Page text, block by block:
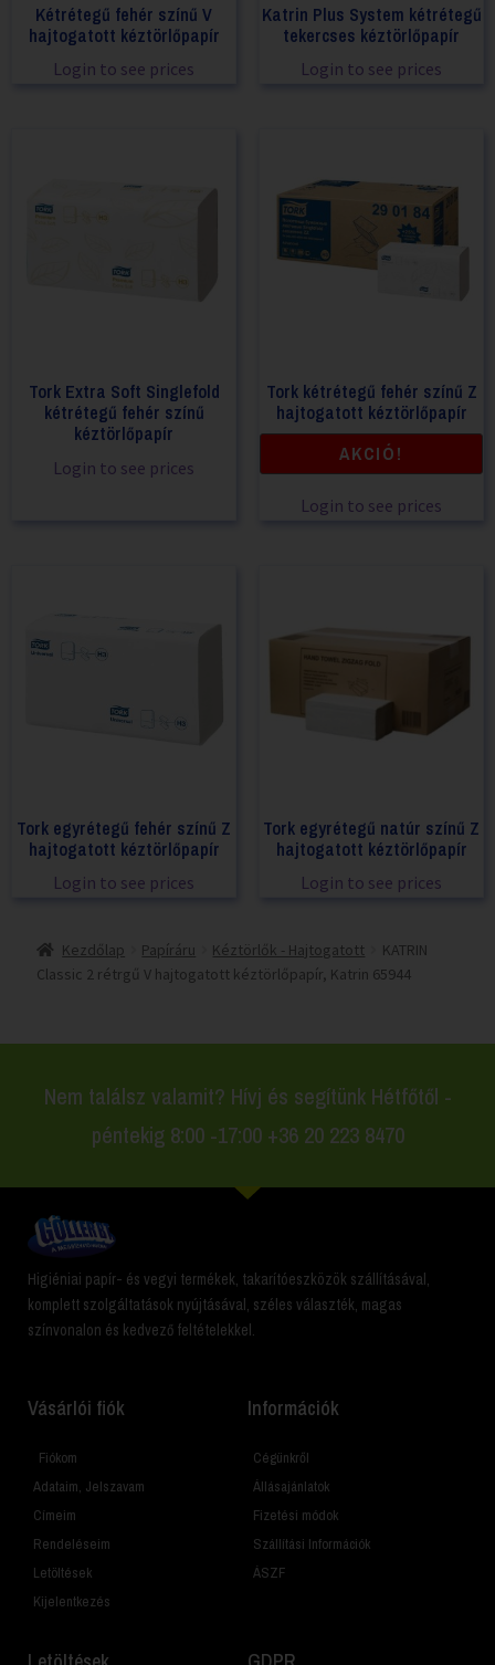
Kétrétegű fehér színű V
hajtogatott kéztörlőpapír
Login to see prices
Katrin Plus System kétrétegű
tekercses kéztörlőpapír
Login to see prices
Tork Extra Soft Singlefold
kétrétegű fehér színű
kéztörlőpapír
Login to see prices
Tork kétrétegű fehér színű Z
hajtogatott kéztörlőpapír
AKCIÓ!
Login to see prices
Tork egyrétegű fehér színű Z
hajtogatott kéztörlőpapír
Login to see prices
Tork egyrétegű natúr színű Z
hajtogatott kéztörlőpapír
Login to see prices
Kezdőlap Papíráru Kéztörlők - Hajtogatott
KATRIN
Classic 2 rétrgű V hajtogatott kéztörlőpapír, Katrin 65944
Nem találsz valamit? Hívj és segítünk Hétfőtől -
péntekig 8:00 -17:00 +36 20 223 8470
Higiéniai papír- és vegyi termékek, takarítóeszközök szállításával,
komplett szolgáltatások nyújtásával, széles választék, magas
színvonalon és kedvező feltételekkel.
Vásárlói fiók
Fiókom
Adataim, Jelszavam
Címeim
Rendeléseim
Letöltések
Kijelentkezés
Információk
Cégünkről
Állásajánlatok
Fizetési módok
Szállítási Információk
ÁSZF